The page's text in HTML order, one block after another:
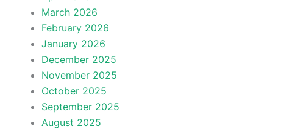
March 2026
February 2026
January 2026
December 2025
November 2025
October 2025
September 2025
August 2025